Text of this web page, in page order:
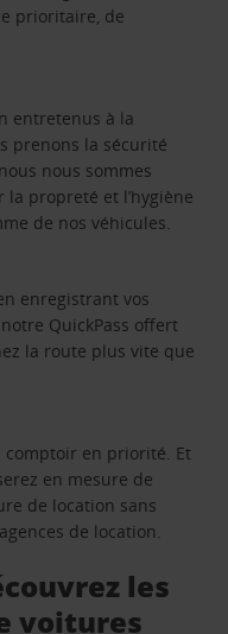
prioritaire, de
entretenus à la
prenons la sécurité
nous sommes
propreté et l’hygiène
de nos véhicules.
enregistrant vos
QuickPass offert
la route plus vite que
comptoir en priorité. Et
en mesure de
de location sans
de location.
les
voitures